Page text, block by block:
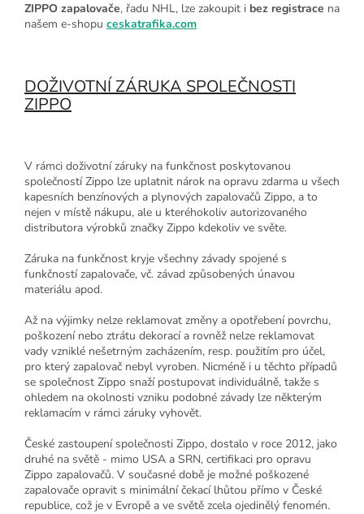
ZIPPO zapalovače, řadu NHL, lze zakoupit i bez registrace na
našem e-shopu ceskatrafika.com
DOŽIVOTNÍ ZÁRUKA SPOLEČNOSTI
ZIPPO
V rámci doživotní záruky na funkčnost poskytovanou
společností Zippo lze uplatnit nárok na opravu zdarma u všech
kapesních benzínových a plynových zapalovačů Zippo, a to
nejen v místě nákupu, ale u kteréhokoliv autorizovaného
distributora výrobků značky Zippo kdekoliv ve světe.
Záruka na funkčnost kryje všechny závady spojené s
funkčností zapalovače, vč. závad způsobených únavou
materiálu apod.
Až na výjimky nelze reklamovat změny a opotřebení povrchu,
poškození nebo ztrátu dekorací a rovněž nelze reklamovat
vady vzniklé nešetrným zacházením, resp. použitím pro účel,
pro který zapalovač nebyl vyroben. Nicméně i u těchto případů
se společnost Zippo snaží postupovat individuálně, takže s
ohledem na okolnosti vzniku podobné závady lze některým
reklamacím v rámci záruky vyhovět.
České zastoupení společnosti Zippo, dostalo v roce 2012, jako
druhé na světě - mimo USA a SRN, certifikaci pro opravu
Zippo zapalovačů. V současné době je možné poškozené
zapalovače opravit s minimální čekací lhůtou přímo v České
republice, což je v Evropě a ve světě zcela ojedinělý fenomén.